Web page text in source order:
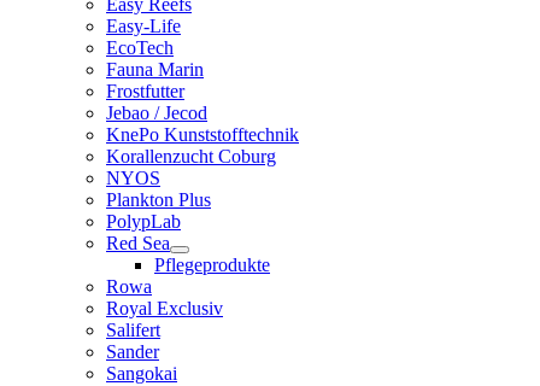
Easy Reefs
Easy-Life
EcoTech
Fauna Marin
Frostfutter
Jebao / Jecod
KnePo Kunststofftechnik
Korallenzucht Coburg
NYOS
Plankton Plus
PolypLab
Red Sea
Pflegeprodukte
Rowa
Royal Exclusiv
Salifert
Sander
Sangokai